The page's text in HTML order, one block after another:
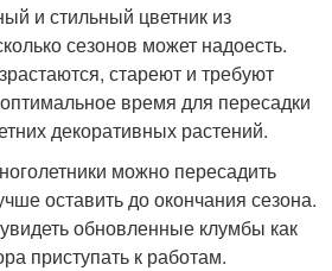
и стильный цветник из
сезонов может надоесть.
стареют и требуют
время для пересадки
декоративных растений.
можно пересадить
оставить до окончания сезона.
обновленные клумбы как
приступать к работам.